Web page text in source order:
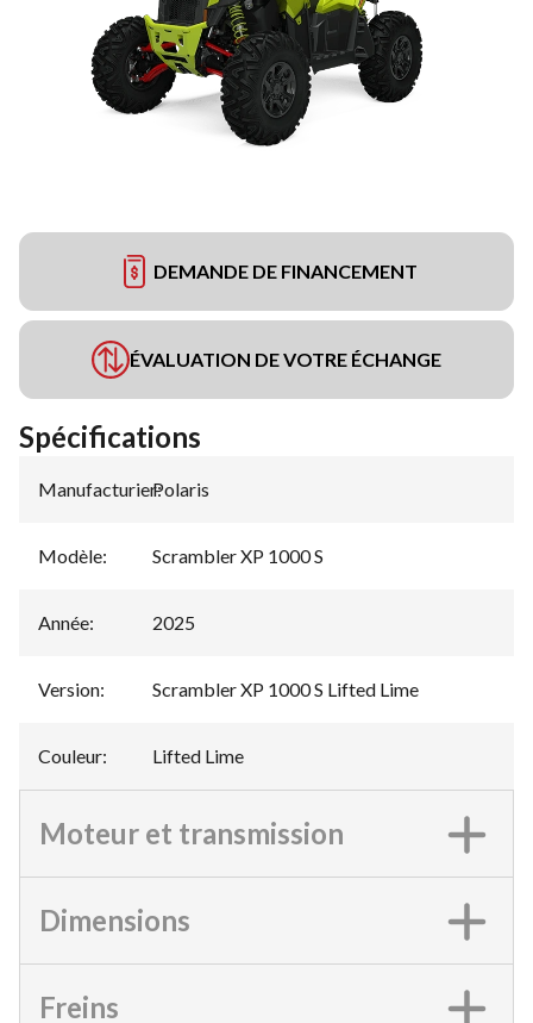
DEMANDE DE FINANCEMENT
ÉVALUATION DE VOTRE ÉCHANGE
Spécifications
Manufacturier:
Polaris
Modèle: Scrambler XP 1000 S
Année: 2025
Version: Scrambler XP 1000 S Lifted Lime
Couleur: Lifted Lime
Moteur et transmission
Dimensions
Freins